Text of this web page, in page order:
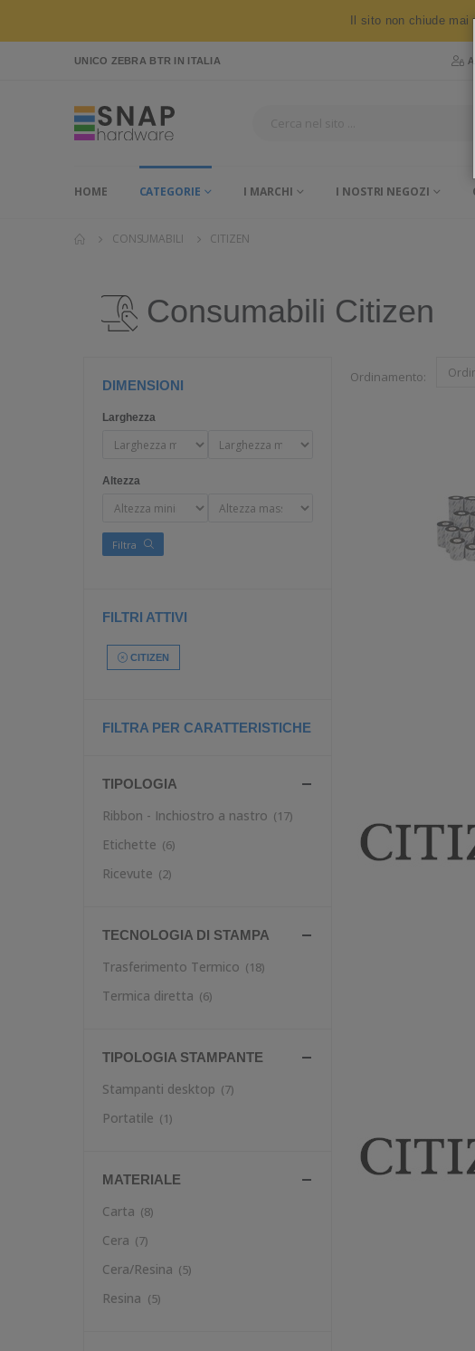
Il sito non chiude
UNICO ZEBRA BTR IN ITALIA
HOME CATEGORIE I MARCHI I NOSTRI NEGOZI
CONSUMABILI CITIZEN
Consumabili Citizen
Ordinamento:
DIMENSIONI
Larghezza
Altezza
Filtra
FILTRI ATTIVI
CITIZEN
FILTRA PER CARATTERISTICHE
TIPOLOGIA
Ribbon - Inchiostro a nastro (17)
Etichette (6)
Ricevute (2)
TECNOLOGIA DI STAMPA
Trasferimento Termico (18)
Termica diretta (6)
TIPOLOGIA STAMPANTE
Stampanti desktop (7)
Portatile (1)
MATERIALE
Carta (8)
Cera (7)
Cera/Resina (5)
Resina (5)